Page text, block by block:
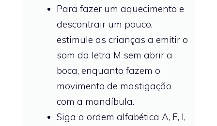
Para fazer um aquecimento e
descontrair um pouco,
estimule as crianças a emitir o
som da letra M sem abrir a
boca, enquanto fazem o
movimento de mastigação
com a mandíbula.
Siga a ordem alfabética A, E, I,